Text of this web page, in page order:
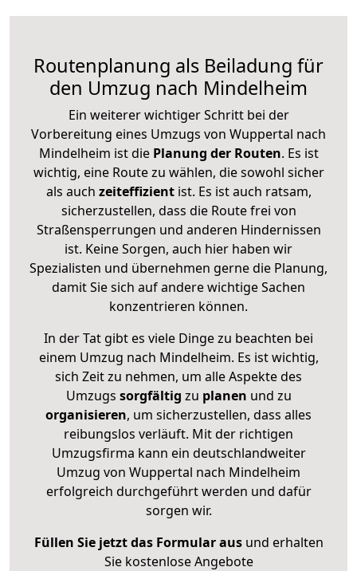
Routenplanung als Beiladung für
den Umzug nach Mindelheim
Ein weiterer wichtiger Schritt bei der
Vorbereitung eines Umzugs von Wuppertal nach
Mindelheim ist diePlanung der Routen. Es ist
wichtig, eine Route zu wählen, die sowohl sicher
als auch zeiteffizientist. Es ist auch ratsam,
sicherzustellen, dass die Route frei von
Straßensperrungen und anderen Hindernissen
ist. Keine Sorgen, auch hier haben wir
Spezialisten und übernehmen gerne die Planung,
damit Sie sich auf andere wichtige Sachen
konzentrieren können.
In der Tat gibt es viele Dinge zu beachten bei
einem Umzug nach Mindelheim. Es ist wichtig,
sich Zeit zu nehmen, um alle Aspekte des
Umzugs sorgfältig zu planen und zu
organisieren, um sicherzustellen, dass alles
reibungslos verläuft. Mit der richtigen
Umzugsfirma kann ein deutschlandweiter
Umzug von Wuppertal nach Mindelheim
erfolgreich durchgeführt werden und dafür
sorgen wir.
Füllen Sie jetzt das Formular ausund erhalten
Sie kostenlose Angebote